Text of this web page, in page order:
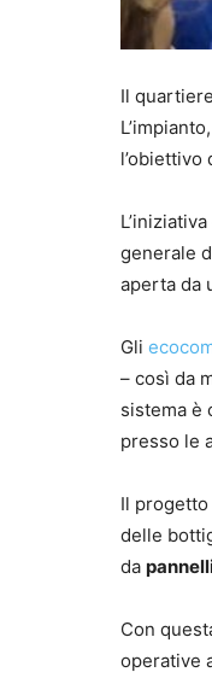
Il
generale
aperta da
Gli
– così da
sistema è
presso le
Il
delle
da
Con
operative